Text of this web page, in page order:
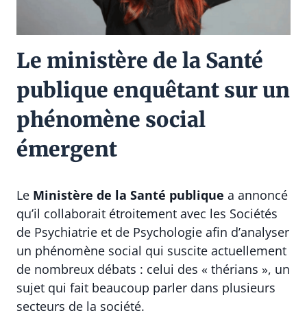
Le ministère de la Santé
publique enquêtant sur un
phénomène social
émergent
Le Ministère de la Santé publique a annoncé
qu’il collaborait étroitement avec les Sociétés
de Psychiatrie et de Psychologie afin d’analyser
un phénomène social qui suscite actuellement
de nombreux débats : celui des « thérians », un
sujet qui fait beaucoup parler dans plusieurs
secteurs de la société.